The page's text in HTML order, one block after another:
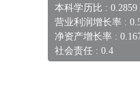
本科学历比 : 0.2859
营业利润增长率 :
净资产增长率 :
社会责任 : 0.4